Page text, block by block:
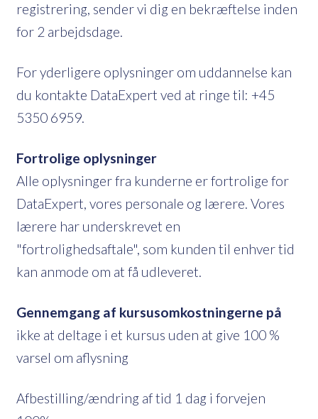
registrering, sender vi dig en bekræftelse inden
for 2 arbejdsdage.
For yderligere oplysninger om uddannelse kan
du kontakte DataExpert ved at ringe til: +45
5350 6959.
Fortrolige oplysninger
Alle oplysninger fra kunderne er fortrolige for
DataExpert, vores personale og lærere. Vores
lærere har underskrevet en
"fortrolighedsaftale", som kunden til enhver tid
kan anmode om at få udleveret.
Gennemgang af kursusomkostningerne på
ikke at deltage i et kursus uden at give 100 %
varsel om aflysning
Afbestilling/ændring af tid 1 dag i forvejen